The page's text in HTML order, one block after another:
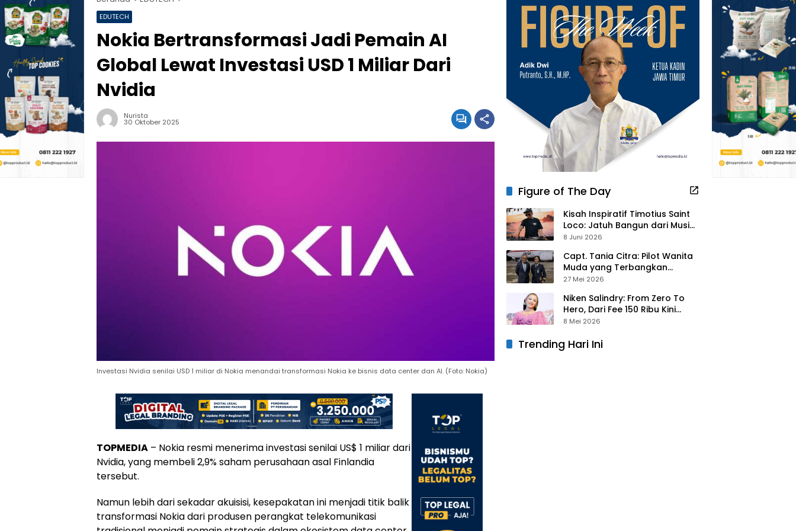
EDUTECH
Nokia Bertransformasi Jadi Pemain AI
Global Lewat Investasi USD 1 Miliar Dari
Nvidia
Nurista
30 Oktober 2025
Investasi Nvidia senilai USD 1 miliar di Nokia menandai transformasi Nokia ke bisnis data center dan AI. (Foto: Nokia)
TOPMEDIA – Nokia resmi menerima investasi senilai US$ 1 miliar dari
Nvidia, yang membeli 2,9% saham perusahaan asal Finlandia
tersebut.
Namun lebih dari sekadar akuisisi, kesepakatan ini menjadi titik balik
transformasi Nokia dari produsen perangkat telekomunikasi
Figure of The Day
Kisah Inspiratif Timotius Saint
Loco: Jatuh Bangun dari Musik,
Pelayanan Pastor, hingga
8 Juni 2026
Capt. Tania Citra: Pilot Wanita
Muda yang Terbangkan
Pesawat Presiden Prabowo ke
27 Mei 2026
Niken Salindry: From Zero To
Hero, Dari Fee 150 Ribu Kini
Punya Aset Miliaran
8 Mei 2026
Trending Hari Ini